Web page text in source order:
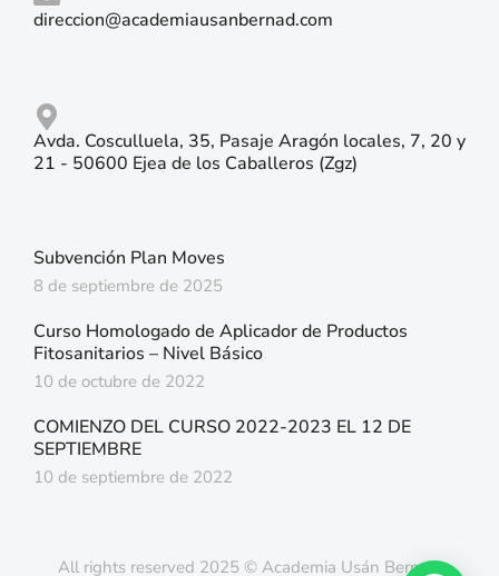
direccion@academiausanbernad.com
Avda. Cosculluela, 35, Pasaje Aragón locales, 7, 20 y
21 - 50600 Ejea de los Caballeros (Zgz)
Subvención Plan Moves
8 de septiembre de 2025
Curso Homologado de Aplicador de Productos
Fitosanitarios – Nivel Básico
10 de octubre de 2022
COMIENZO DEL CURSO 2022-2023 EL 12 DE
SEPTIEMBRE
10 de septiembre de 2022
All rights reserved 2025 © Academia Usán Bernad.